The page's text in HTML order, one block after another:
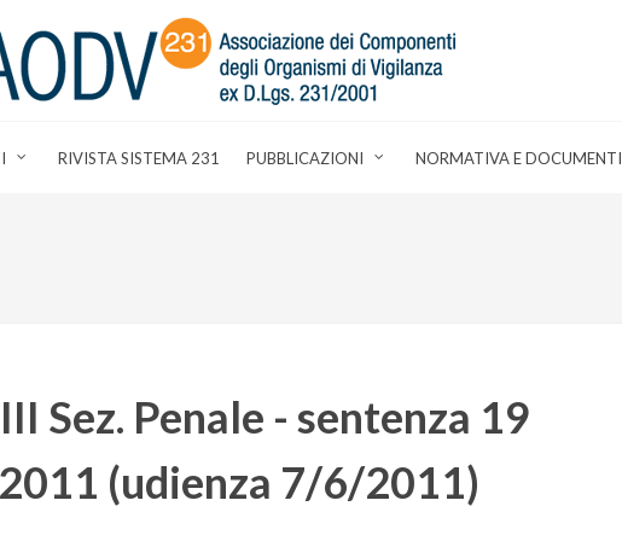
RIVISTA SISTEMA 231 PUBBLICAZIONI NORMATIVA E DOCUMENTI
Sez. Penale - sentenza 19
(udienza 7/6/2011)